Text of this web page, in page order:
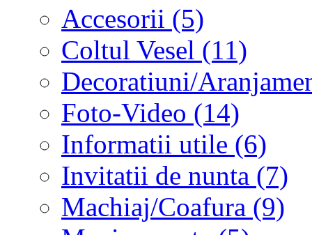
Accesorii (5)
Coltul Vesel (11)
Decoratiuni/
Foto-Video (14)
Informatii utile (6)
Invitatii de nunta (7)
Machiaj/Coafura (9)